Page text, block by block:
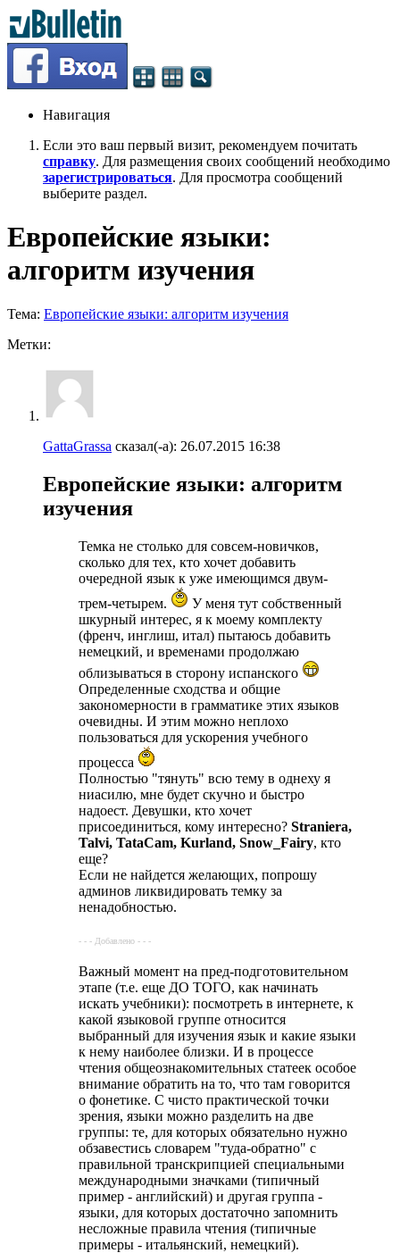
Навигация
Если это ваш первый визит, рекомендуем почитать
справку. Для размещения своих сообщений необходимо
зарегистрироваться. Для просмотра сообщений
выберите раздел.
Европейские языки:
алгоритм изучения
Тема: Европейские языки: алгоритм изучения
Метки:
GattaGrassa сказал(-а): 26.07.2015 16:38
Европейские языки: алгоритм
изучения
Темка не столько для совсем-новичков,
сколько для тех, кто хочет добавить
очередной язык к уже имеющимся двум-
трем-четырем.
У меня тут собственный
шкурный интерес, я к моему комплекту
(френч, инглиш, итал) пытаюсь добавить
немецкий, и временами продолжаю
облизываться в сторону испанского
Определенные сходства и общие
закономерности в грамматике этих языков
очевидны. И этим можно неплохо
пользоваться для ускорения учебного
процесса
Полностью "тянуть" всю тему в однеху я
ниасилю, мне будет скучно и быстро
надоест. Девушки, кто хочет
присоединиться, кому интересно? Straniera,
Talvi, TataCam, Kurland, Snow_Fairy, кто
еще?
Если не найдется желающих, попрошу
админов ликвидировать темку за
ненадобностью.
- - - Добавлено - - -
Важный момент на пред-подготовительном
этапе (т.е. еще ДО ТОГО, как начинать
искать учебники): посмотреть в интернете, к
какой языковой группе относится
выбранный для изучения язык и какие языки
к нему наиболее близки. И в процессе
чтения общеознакомительных статеек особое
внимание обратить на то, что там говорится
о фонетике. С чисто практической точки
зрения, языки можно разделить на две
группы: те, для которых обязательно нужно
обзавестись словарем "туда-обратно" с
правильной транскрипцией специальными
международными значками (типичный
пример - английский) и другая группа -
языки, для которых достаточно запомнить
несложные правила чтения (типичные
примеры - итальянский, немецкий).